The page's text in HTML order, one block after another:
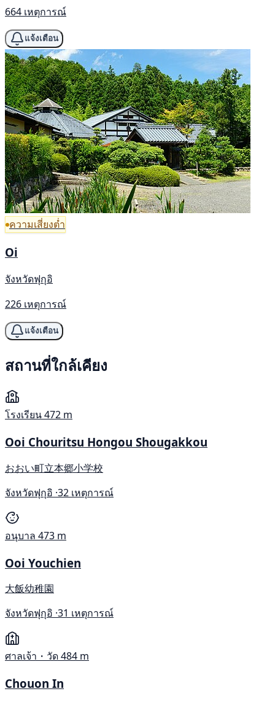
664 เหตุการณ์
แจ้งเตือน
ความเสี่ยงต่ำ
Oi
จังหวัดฟุกุอิ
226 เหตุการณ์
แจ้งเตือน
สถานที่ใกล้เคียง
โรงเรียน472 m
Ooi Chouritsu Hongou Shougakkou
おおい町立本郷小学校
จังหวัดฟุกุอิ ·32 เหตุการณ์
อนุบาล 473 m
Ooi Youchien
大飯幼稚園
จังหวัดฟุกุอิ ·31 เหตุการณ์
ศาลเจ้า・วัด484 m
Chouon In